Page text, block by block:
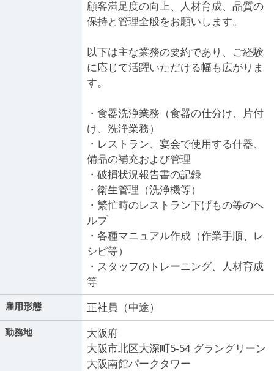
顧客満足度の向上、人材育成、品質の
保持と管理全般をお願いします。
以下は主な業務の要約であり、ご経験
に応じて活躍いただける幅も広がりま
す。
・食器洗浄業務（食器の仕分け、片付
け、洗浄業務）
・レストラン、宴会で使用する什器、
備品の補充および管理
・破損状況報告書の記録
・衛生管理（洗浄機等）
・繁忙時のレストラン下げもの等のヘ
ルプ
・各種マニュアル作成（作業手順、レ
シピ等）
・スタッフのトレーニング、人材育成
等
雇用形態 正社員（中途）
勤務地
大阪府
大阪市北区大深町5-54 グラングリーン
大阪南館パークタワー